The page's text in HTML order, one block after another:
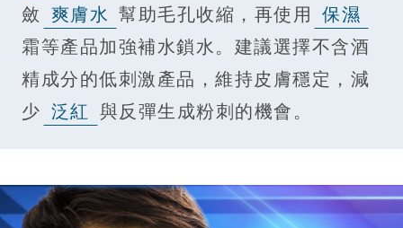
斂 爽膚水 幫助毛孔收縮，再使用 保濕
霜等產品加強補水鎖水。建議選擇不含酒
精成分的低刺激產品，維持皮膚穩定，減
少 泛紅 與反彈生成粉刺的機會。